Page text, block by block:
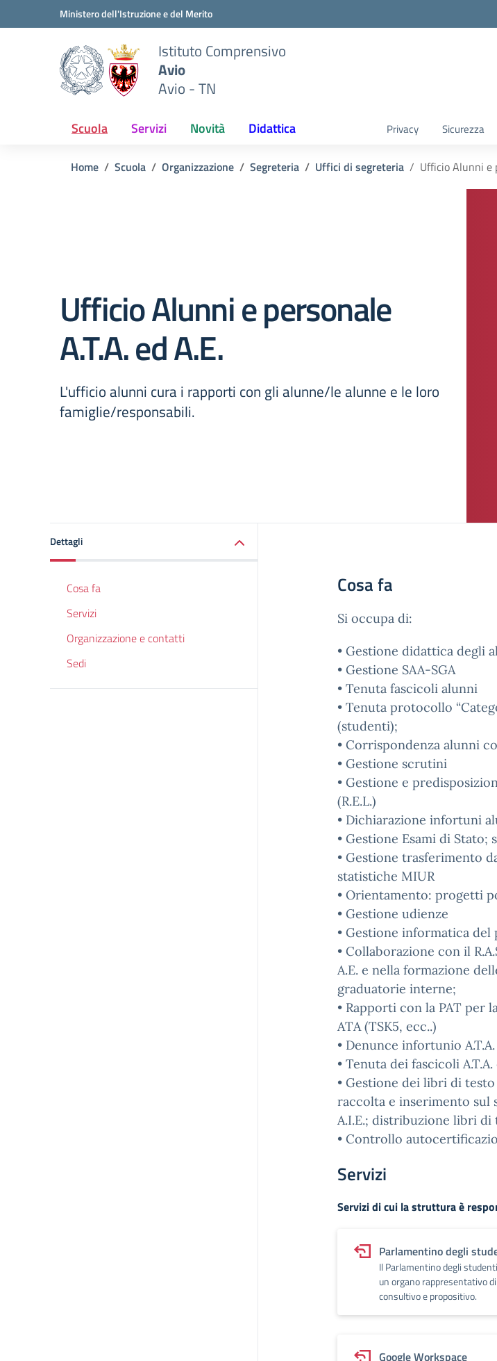
Vai ai contenuti
Vai al menu di navigazioneMinistero dell'Istruzione e del Merito
Istituto Comprensivo
Avio
Avio - TN
Scuola Servizi Novità Didattica Privacy Sicurezza
Home Scuola Organizzazione Segreteria Uffici di segreteria Ufficio Alunni e
Ufficio Alunni e personale
A.T.A. ed A.E.
L'ufficio alunni cura i rapporti con gli alunne/le alunne e le loro
famiglie/responsabili.
Dettagli
Cosa fa
Servizi
Organizzazione e contatti
Sedi
Cosa fa
Si occupa di:
• Gestione didattica degli
• Gestione SAA-SGA
• Tenuta fascicoli alunni
• Tenuta protocollo
(studenti);
• Corrispondenza alunni
• Gestione scrutini
• Gestione e
(R.E.L.)
• Dichiarazione infortuni
• Gestione Esami di Stato;
• Gestione trasferimento
statistiche MIUR
• Orientamento: progetti
• Gestione udienze
• Gestione informatica del
• Collaborazione con il
A.E. e nella formazione
graduatorie interne;
• Rapporti con la PAT per
ATA (TSK5, ecc..)
• Denunce infortunio A.T.A.
• Tenuta dei fascicoli A.T.A.
• Gestione dei libri di
raccolta e inserimento sul
A.I.E.; distribuzione libri
• Controllo
Servizi
Servizi di cui la struttura è
Parlamentino degli
Il Parlamentino degli
un organo rappresentativo
consultivo e propositivo.
Google Workspace